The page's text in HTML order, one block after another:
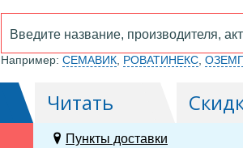
Например: СЕМАВИК РОВАТИНЕКС
Читать
Пункты доставки